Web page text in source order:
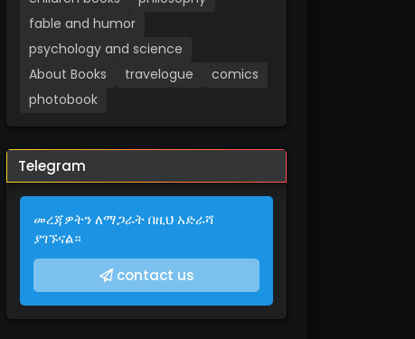
fable and humor
psychology and science
About Books
travelogue
comics
photobook
Telegram
መረጃዎትን ለማጋራት በዚህ አድራሻ
ያገኙናል።
contact us